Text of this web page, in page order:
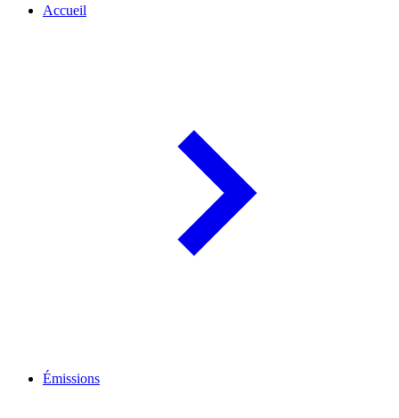
Accueil
Émissions